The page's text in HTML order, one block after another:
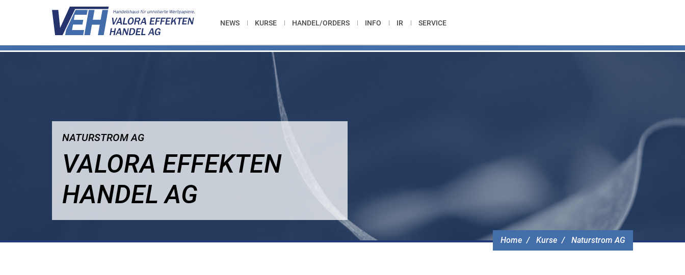
NEWS KURSE HANDEL/ORDERS INFO IR SERVICE
Home Kurse Naturstrom AG
NATURSTROM AG
VALORA EFFEKTEN
HANDEL AG